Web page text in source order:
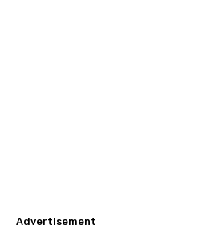
Advertisement